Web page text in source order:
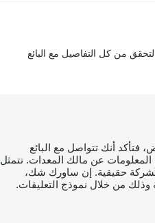
من كل التفاصيل مع البائع
أنك تتواصل مع البائع
عن مالك المعدات. تتمثل
حقيقية. إن ساورك شك،
وذلك من خلال نموذج التعليقات.